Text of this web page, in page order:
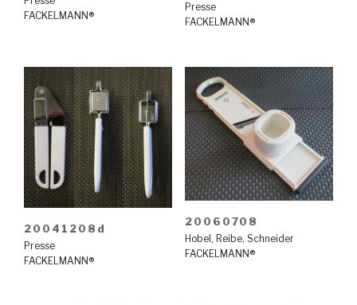
FACKELMANN®
Presse
FACKELMANN®
20041208d
Presse
FACKELMANN®
20060708
Hobel , Reibe, Schneider
FACKELMANN®